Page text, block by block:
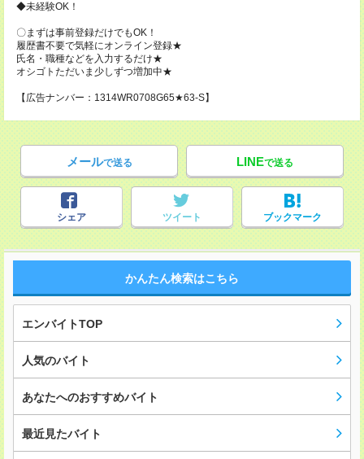
◆未経験OK！
〇まずは事前登録だけでもOK！
履歴書不要で気軽にオンライン登録★
氏名・職種などを入力するだけ★
オシゴトただいま少しずつ増加中★
【広告ナンバー：1314WR0708G65★63-S】
メールで送る LINEで送る
シェア ツイート ブックマーク
かんたん検索はこちら
エンバイトTOP
人気のバイト
あなたへのおすすめバイト
最近見たバイト